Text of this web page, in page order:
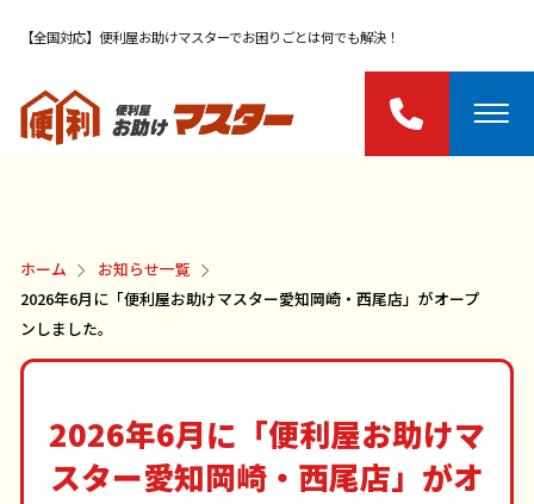
【全国対応】便利屋お助けマスターでお困りごとは何でも解決！
ホーム
お知らせ一覧
2026年6月に「便利屋お助けマスター愛知岡崎・西尾店」がオープ
ンしました。
2026年6月に「便利屋お助けマ
スター愛知岡崎・西尾店」がオ